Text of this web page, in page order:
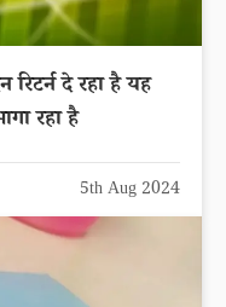
दे रहा है यह
रहा है
5th Aug 2024